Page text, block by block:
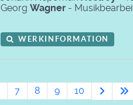
Georg Wagner -
WERKINFORMATION
7 8 9 10